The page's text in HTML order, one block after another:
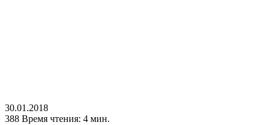
30.01.2018
388 Время чтения: 4 мин.